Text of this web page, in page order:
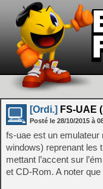
[Ordi.] FS-UAE
Posté le 28/10/2015 à
fs-uae est un
windows) reprenant les
mettant l’accent sur
et CD-Rom. A noter